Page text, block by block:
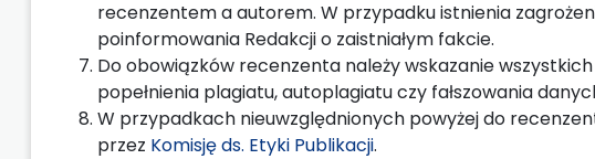
recenzentem a autorem. W przypadku istnienia
poinformowania Redakcji o zaistniałym fakcie.
Do obowiązków recenzenta należy wskazanie
popełnienia plagiatu, autoplagiatu czy fałszowania
W przypadkach nieuwzględnionych powyżej do
przez Komisję ds. Etyki Publikacji.